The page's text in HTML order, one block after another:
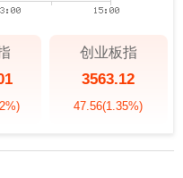
创业板指
3563.12
47.56(1.35%)